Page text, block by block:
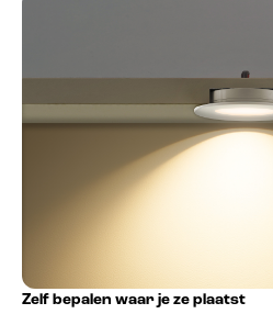
Zelf bepalen waar je ze plaatst